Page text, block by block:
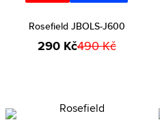
Rosefield JBOLS-J600
290 Kč490 Kč